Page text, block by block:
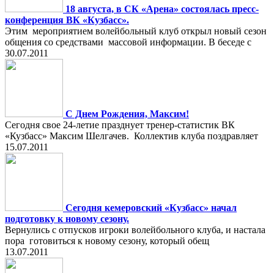
18 августа, в СК «Арена» состоялась пресс-
конференция ВК «Кузбасс».
Этим мероприятием волейбольный клуб открыл новый сезон
общения со средствами массовой информации. В беседе с
30.07.2011
С Днем Рождения, Максим!
Сегодня свое 24-летие празднует тренер-статистик ВК
«Кузбасс» Максим Шелгачев. Коллектив клуба поздравляет
15.07.2011
Сегодня кемеровский «Кузбасс» начал
подготовку к новому сезону.
Вернулись с отпусков игроки волейбольного клуба, и настала
пора готовиться к новому сезону, который обещ
13.07.2011